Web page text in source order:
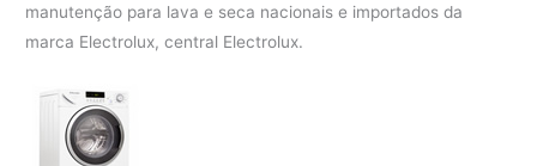
manutenção para lava e seca nacionais e importados da
marca Electrolux, central Electrolux.